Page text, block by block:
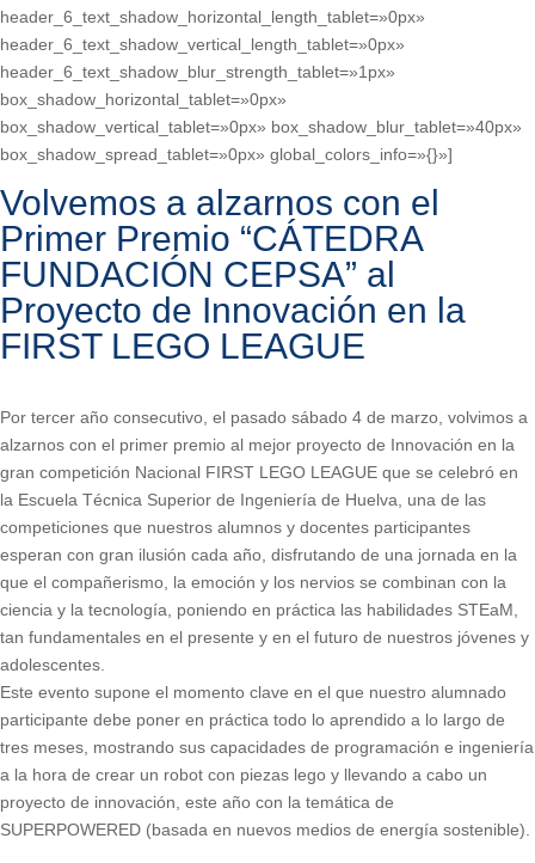
header_6_text_shadow_horizontal_length_tablet=»0px»
header_6_text_shadow_vertical_length_tablet=»0px»
header_6_text_shadow_blur_strength_tablet=»1px»
box_shadow_horizontal_tablet=»0px»
box_shadow_vertical_tablet=»0px» box_shadow_blur_tablet=»40px»
box_shadow_spread_tablet=»0px» global_colors_info=»{}»]
Volvemos a alzarnos con el
Primer Premio “CÁTEDRA
FUNDACIÓN CEPSA” al
Proyecto de Innovación en la
FIRST LEGO LEAGUE
Por tercer año consecutivo, el pasado sábado 4 de marzo, volvimos a
alzarnos con el primer premio al mejor proyecto de Innovación en la
gran competición Nacional FIRST LEGO LEAGUE que se celebró en
la Escuela Técnica Superior de Ingeniería de Huelva, una de las
competiciones que nuestros alumnos y docentes participantes
esperan con gran ilusión cada año, disfrutando de una jornada en la
que el compañerismo, la emoción y los nervios se combinan con la
ciencia y la tecnología, poniendo en práctica las habilidades STEaM,
tan fundamentales en el presente y en el futuro de nuestros jóvenes y
adolescentes.
Este evento supone el momento clave en el que nuestro alumnado
participante debe poner en práctica todo lo aprendido a lo largo de
tres meses, mostrando sus capacidades de programación e ingeniería
a la hora de crear un robot con piezas lego y llevando a cabo un
proyecto de innovación, este año con la temática de
SUPERPOWERED (basada en nuevos medios de energía sostenible).